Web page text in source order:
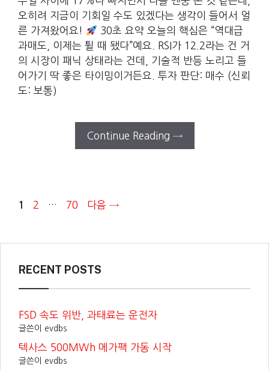
오히려 지금이 기회일 수도 있겠다는 생각이 들어서 얼
른 가져왔어요!
30초 요약 오늘의 핵심은 “역대급
과매도, 이제는 튈 때 됐다”예요. RSI가 12.2라는 건 거
의 시장이 패닉 상태라는 건데, 기술적 반등 노리고 들
어가기 딱 좋은 타이밍이거든요. 투자 판단: 매수 (신뢰
도: 보통)
Continue Reading →
페
1
페
2 …
페
70 다음 →
RECENT POSTS
FSD 속도 위반, 과태료는 운전자
글쓴이 evdbs
텍사스 500MWh 메가팩 가동 시작
글쓴이 evdbs